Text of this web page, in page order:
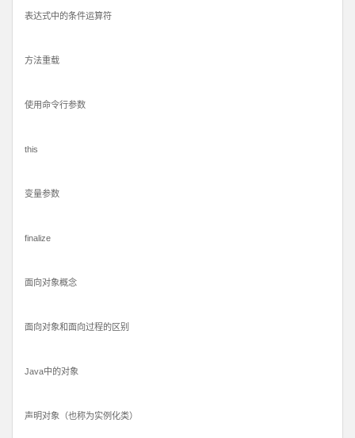
表达式中的条件运算符
方法重载
使用命令行参数
this
变量参数
finalize
面向对象概念
面向对象和面向过程的区别
Java中的对象
声明对象（也称为实例化类）